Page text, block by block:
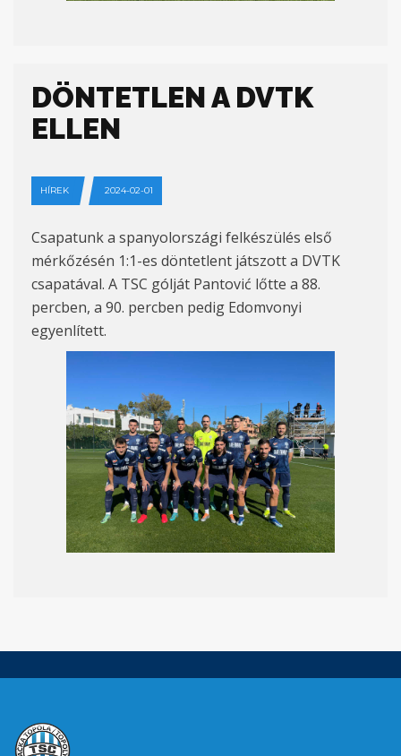
DÖNTETLEN A DVTK
ELLEN
HÍREK 2024-02-01
Csapatunk a spanyolországi felkészülés első
mérkőzésén 1:1-es döntetlent játszott a DVTK
csapatával. A TSC gólját Pantović lőtte a 88.
percben, a 90. percben pedig Edomvonyi
egyenlített.